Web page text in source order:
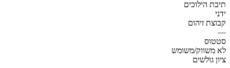
תיבת הילוכים
ידני
קבוצת זיהום
—
סטטוס
לא משווק/משומש
ציון גולשים